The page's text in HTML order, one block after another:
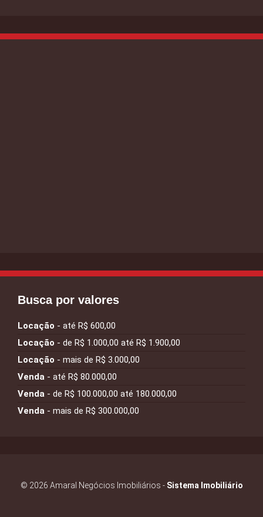
Busca por valores
Locação - até R$ 600,00
Locação - de R$ 1.000,00 até R$ 1.900,00
Locação - mais de R$ 3.000,00
Venda - até R$ 80.000,00
Venda - de R$ 100.000,00 até 180.000,00
Venda - mais de R$ 300.000,00
© 2026 Amaral Negócios Imobiliários - Sistema Imobiliário